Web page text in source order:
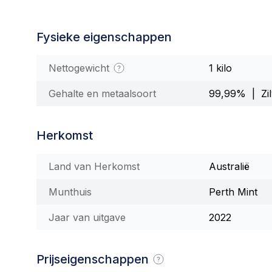
Fysieke eigenschappen
Nettogewicht 1 kilo
Gehalte en metaalsoort 99,99% |
Herkomst
Land van Herkomst Australië
Munthuis Perth Mint
Jaar van uitgave 2022
Prijseigenschappen